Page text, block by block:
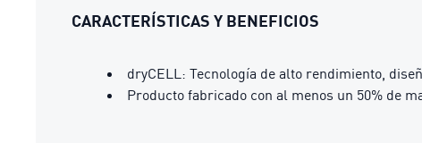
CARACTERÍSTICAS Y BENEFICIOS
dryCELL: Tecnología de alto rendimiento,
Producto fabricado con al menos un 50% de